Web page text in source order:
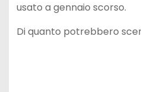
usato a gennaio scorso.
Di quanto potrebbero